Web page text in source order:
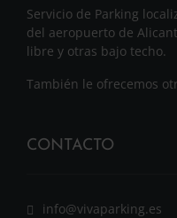
Servicio de Parking
del aeropuerto de
libre y otras bajo techo.
También le ofrecemos
CONTACTO
info@vivaparking.es